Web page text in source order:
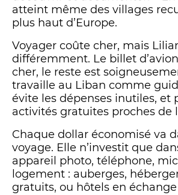
atteint même des villages
plus haut d’Europe.
Voyager coûte cher, mais
différemment. Le billet
cher, le reste est
travaille au Liban comme
évite les dépenses inutiles, et
activités gratuites proches de
Chaque dollar économisé va
voyage. Elle n’investit que
appareil photo, téléphone,
logement : auberges,
gratuits, ou hôtels en